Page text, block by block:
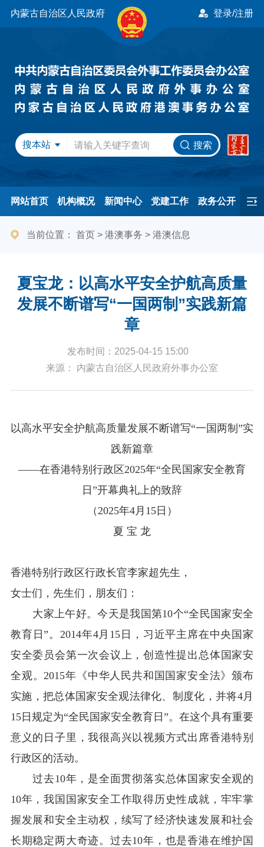
内蒙古自治区人民政府 登录/注册
搜本站 搜索
网站首页 机构概况 新闻中心 党建工作 政务公开
办事服务 民间友好 港澳事务 互动交流
当前位置： 首页> 港澳事务 > 港澳信息
夏宝龙：以高水平安全护航高质量
发展不断谱写“一国两制”实践新篇
章
发布时间：2025-04-15 15:00
来源： 内蒙古自治区人民政府外事办公室
以高水平安全护航高质量发展不断谱写“一国两制”实
践新篇章
——在香港特别行政区2025年“全民国家安全教育
日”开幕典礼上的致辞
（ 2025年4月 15日）
夏 宝 龙
香港特别行政区行政长官李家超先生，
女士们，先生们，朋友们：
大家上午好。今天是我国第10个“全民国家安全
教育日”。 2014年4月 15 日，习近平主席在中央国家
安全委员会第一次会议上，创造性提出总体国家安
全观。 2015年《中华人民共和国国家安全法》颁布
实施，把总体国家安全观法律化、制度化，并将4月
15日规定为“全民国家安全教育日”。在这个具有重要
意义的日子里，我很高兴以视频方式出席香港特别
行政区的活动。
过去10年，是全面贯彻落实总体国家安全观的
10年，我国国家安全工作取得历史性成就，牢牢掌
握发展和安全主动权，续写了经济快速发展和社会
长期稳定两大奇迹。过去10年，也是香港在维护国